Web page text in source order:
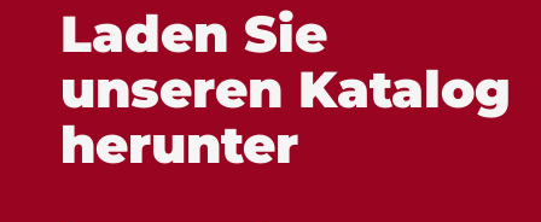
Laden Sie
unseren Katalog
herunter